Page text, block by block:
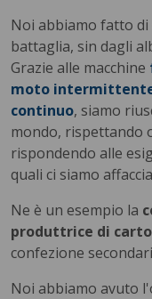
Noi abbiamo fatto
battaglia, sin dagli
Grazie alle macchine
moto
continuo, siamo
mondo, rispettando
rispondendo alle
quali ci siamo
Ne è un esempio la
produttrice di
confezione
Noi abbiamo avuto